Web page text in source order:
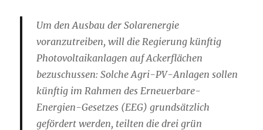
Um den Ausbau der Solarenergie
voranzutreiben, will die Regierung künftig
Photovoltaikanlagen auf Ackerflächen
bezuschussen: Solche Agri-PV-Anlagen sollen
künftig im Rahmen des Erneuerbare-
Energien-Gesetzes (EEG) grundsätzlich
gefördert werden, teilten die drei grün